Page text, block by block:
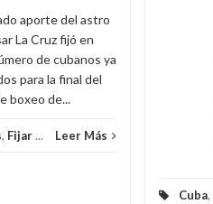
aporte del astro
La Cruz fijó en
de cubanos ya
para la final del
boxeo de...
, Fijar... Leer Más
Cuba,